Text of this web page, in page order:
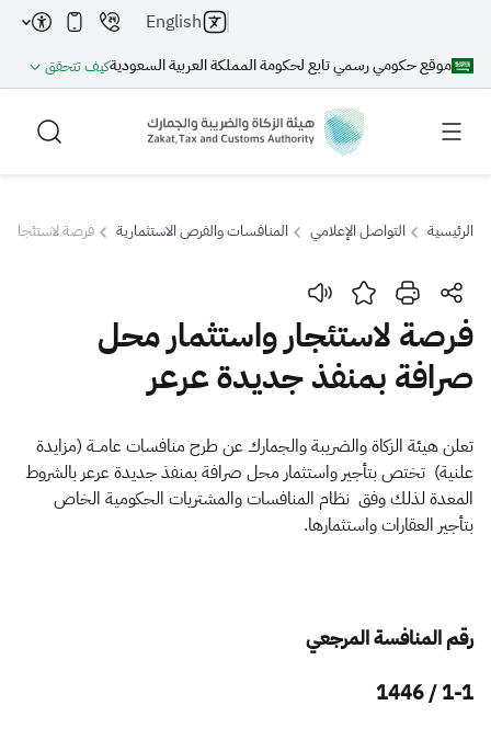
موقع حكومي رسمي تابع لحكومة المملكة العربية السعوديةكيف تتحقق
English
بحث
بحث بحث AI
اقتراحات
الزكاة الجمارك
ضريبة القيمة المضافة
الإقرار الضريبي
الرئيسية التواصل الإعلامي المنافسات والفرص الاستثمارية فرصة لاستئجار
فرصة لاستئجار واستثمار محل
صرافة بمنفذ جديدة عرعر
​​​​​تعلن هيئة الزكاة والضريبة والجمارك عن طرح منافسات عامــة (مزايدة
علنية) تختص بتأجير واستثمار محل صرافة بمنفذ جديدة عرعر بالشروط
المعدة لذلك وفق نظام المنافسات والمشتريات الحكومية الخاص
بتأجير العقارات واستثمارها.
رقم المنافسة المرجعي
1-1 / 1446